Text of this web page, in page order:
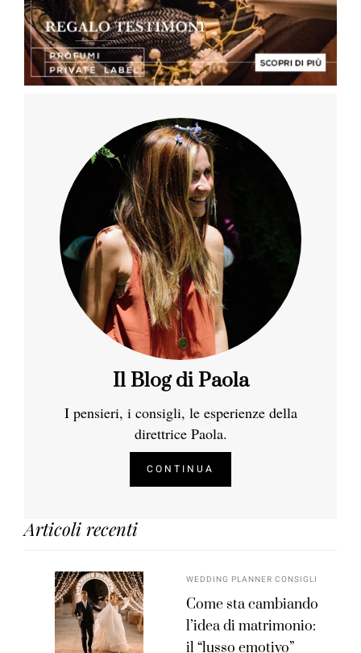
Il Blog di Paola
I pensieri, i consigli, le esperienze della
direttrice Paola.
CONTINUA
Articoli recenti
WEDDING PLANNER CONSIGLI
Come sta cambiando
l’idea di matrimonio:
il “lusso emotivo”